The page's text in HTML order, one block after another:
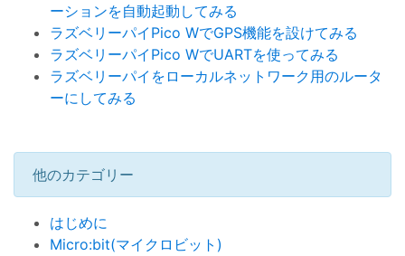
ーションを自動起動してみる
ラズベリーパイPico WでGPS機能を設けてみる
ラズベリーパイPico WでUARTを使ってみる
ラズベリーパイをローカルネットワーク用のルータ
ーにしてみる
他のカテゴリー
はじめに
Micro:bit(マイクロビット)